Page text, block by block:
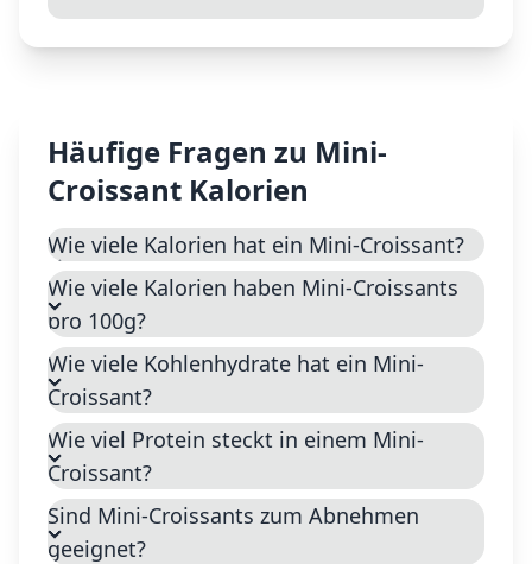
Häufige Fragen zu Mini-
Croissant Kalorien
Wie viele Kalorien hat ein Mini-Croissant?
Wie viele Kalorien haben Mini-Croissants
pro 100g?
Wie viele Kohlenhydrate hat ein Mini-
Croissant?
Wie viel Protein steckt in einem Mini-
Croissant?
Sind Mini-Croissants zum Abnehmen
geeignet?